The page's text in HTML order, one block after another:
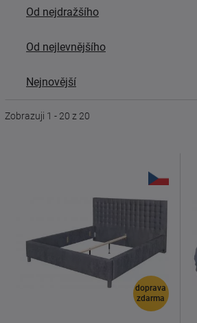
Od nejdražšího
Od nejlevnějšího
Nejnovější
Zobrazuji 1 - 20 z 20
doprava
zdarma